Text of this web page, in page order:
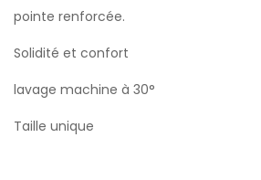
pointe renforcée.
Solidité et confort
lavage machine à 30°
Taille unique